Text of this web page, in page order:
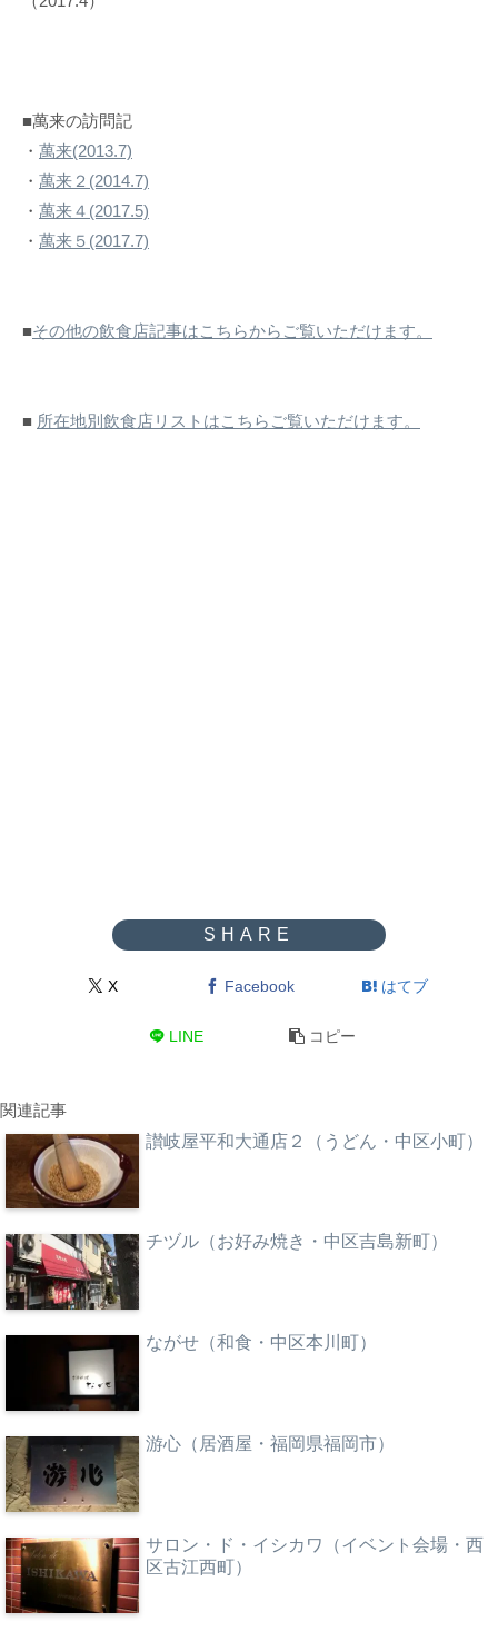
■萬来の訪問記
・ 萬来(2013.7)
・ 萬来２(2014.7)
・ 萬来４(2017.5)
・ 萬来５(2017.7)
■その他の飲食店記事はこちらからご覧いただけます。
■ 所在地別飲食店リストはこちらご覧いただけます。
X Facebook はてブ
LINE コピー
関連記事
讃岐屋平和大通店２（うどん・中区小町）
チヅル（お好み焼き・中区吉島新町）
ながせ（和食・中区本川町）
游心（居酒屋・福岡県福岡市）
サロン・ド・イシカワ（イベント会場・西
区古江西町）